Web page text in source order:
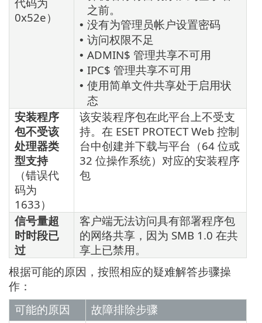
0x52e）
之前。
• 没有为管理员帐户设置密码
• 访问权限不足
• ADMIN$ 管理共享不可用
• IPC$ 管理共享不可用
• 使用简单文件共享处于启用状
态
安装程序
包不受该
处理器类
型支持
（错误代
码为
1633）
该安装程序包在此平台上不受支
持。在 ESET PROTECT Web 控制
台中创建并下载与平台（64 位或
32 位操作系统）对应的安装程序
包
信号量超
时时段已
过
客户端无法访问具有部署程序包
的网络共享，因为 SMB 1.0 在共
享上已禁用。
根据可能的原因，按照相应的疑难解答步骤操
作：
可能的原因
故障排除步骤